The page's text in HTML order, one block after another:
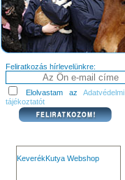
Feliratkozás hírlevelünkre:
Elolvastam az Adatvédelmi
tájékoztatót
KeverékKutya Webshop